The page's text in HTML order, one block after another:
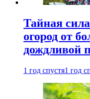
Тайная
огород от
дождливой
1 год спустя1 год